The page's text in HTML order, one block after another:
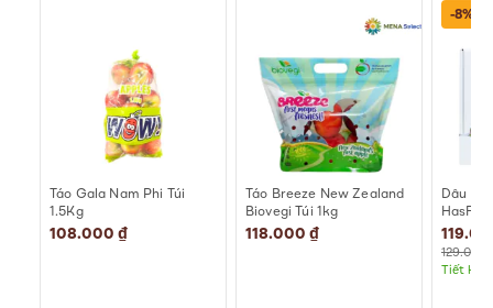
Táo Gala Nam Phi Túi
1.5Kg
108.000 ₫
Táo Breeze New Zealand
Biovegi Túi 1kg
118.000 ₫
-8%
Dâu
Special
Price
129.000
Tiết